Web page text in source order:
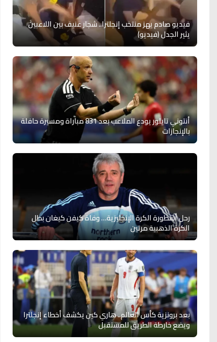
فيديو صادم يهز منتخب إنجلترا.. شجار عنيف بين اللاعبين
يثير الجدل (فيديو)
أنتوني تايلور يودع الملاعب بعد 831 مباراة ومسيرة حافلة
بالإنجازات
رحل أسطورة الكرة الإنجليزية… وفاة كيفن كيغان بطل
الكرة الذهبية مرتين
بعد برونزية كأس العالم.. هاري كين يكشف أخطاء إنجلترا
ويضع خارطة الطريق للمستقبل